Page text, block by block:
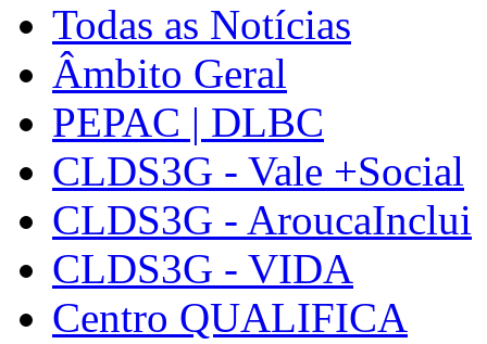
Todas as Notícias
Âmbito Geral
PEPAC | DLBC
CLDS3G - Vale +Social
CLDS3G - AroucaInclui
CLDS3G - VIDA
Centro QUALIFICA